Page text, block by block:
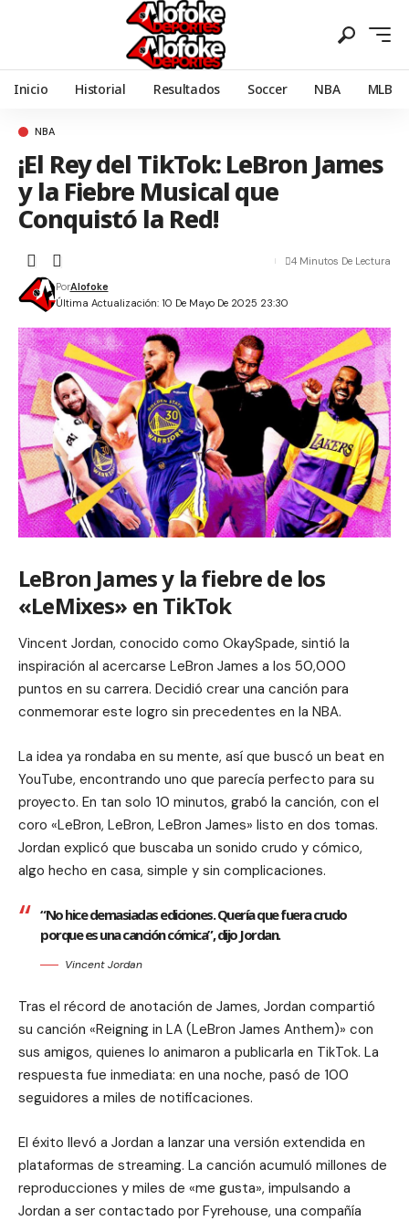
Inicio Historial Resultados Soccer NBA MLB
NBA
¡El Rey del TikTok: LeBron James
y la Fiebre Musical que
Conquistó la Red!
Última Actualización: 10 De Mayo De 2025 23:30
PorAlofoke
4 Minutos De Lectura
LeBron James y la fiebre de los
«LeMixes» en TikTok
Vincent Jordan, conocido como OkaySpade, sintió la
inspiración al acercarse LeBron James a los 50,000
puntos en su carrera. Decidió crear una canción para
conmemorar este logro sin precedentes en la NBA.
La idea ya rondaba en su mente, así que buscó un beat en
YouTube, encontrando uno que parecía perfecto para su
proyecto. En tan solo 10 minutos, grabó la canción, con el
coro «LeBron, LeBron, LeBron James» listo en dos tomas.
Jordan explicó que buscaba un sonido crudo y cómico,
algo hecho en casa, simple y sin complicaciones.
“No hice demasiadas ediciones. Quería que fuera crudo
porque es una canción cómica”, dijo Jordan.
Vincent Jordan
Tras el récord de anotación de James, Jordan compartió
su canción «Reigning in LA (LeBron James Anthem)» con
sus amigos, quienes lo animaron a publicarla en TikTok. La
respuesta fue inmediata: en una noche, pasó de 100
seguidores a miles de notificaciones.
El éxito llevó a Jordan a lanzar una versión extendida en
plataformas de streaming. La canción acumuló millones de
reproducciones y miles de «me gusta», impulsando a
Jordan a ser contactado por Fyrehouse, una compañía